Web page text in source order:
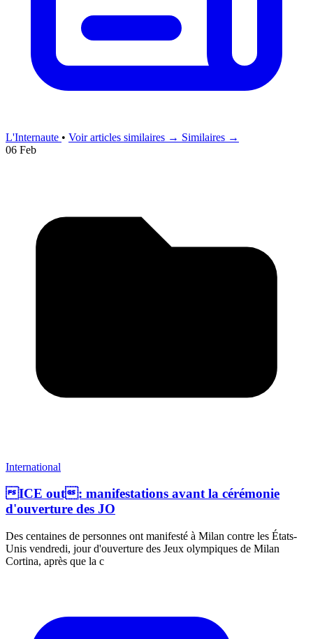
L'Internaute • Voir articles similaires → Similaires →
06 Feb
International
ICE out: manifestations avant la cérémonie
d'ouverture des JO
Des centaines de personnes ont manifesté à Milan contre les États-
Unis vendredi, jour d'ouverture des Jeux olympiques de Milan
Cortina, après que la c